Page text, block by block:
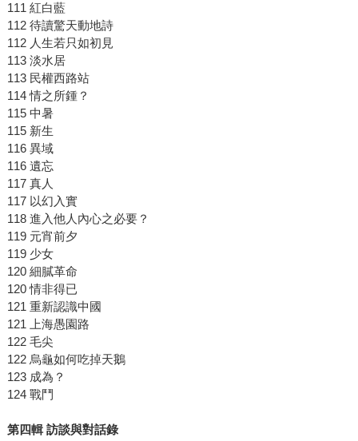
111 紅白藍
112 待讀驚天動地詩
112 人生若只如初見
113 淡水居
113 民權西路站
114 情之所鍾？
115 中暑
115 新生
116 異域
116 遺忘
117 真人
117 以幻入實
118 進入他人內心之必要？
119 元宵前夕
119 少女
120 細膩革命
120 情非得已
121 重新認識中國
121 上海愚園路
122 毛尖
122 烏龜如何吃掉天鵝
123 成為？
124 戰鬥
第四輯 訪談與對話錄